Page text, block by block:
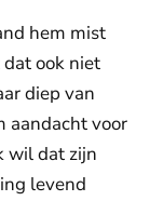
hem mist
ook niet
diep van
aandacht voor
wil dat zijn
levend